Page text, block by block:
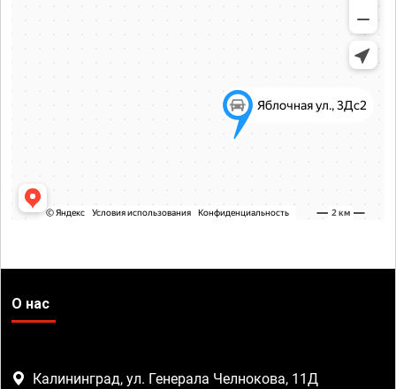
О нас
Калининград, ул. Генерала Челнокова, 11Д